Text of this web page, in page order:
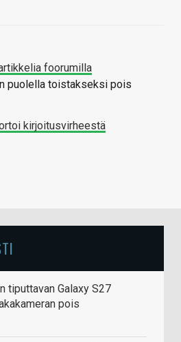
foorumilla
puolella toistakseksi pois
kirjoitusvirheestä
tiputtavan Galaxy S27
pois